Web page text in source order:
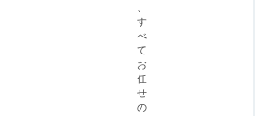
す
べ
て
お
任
せ
の